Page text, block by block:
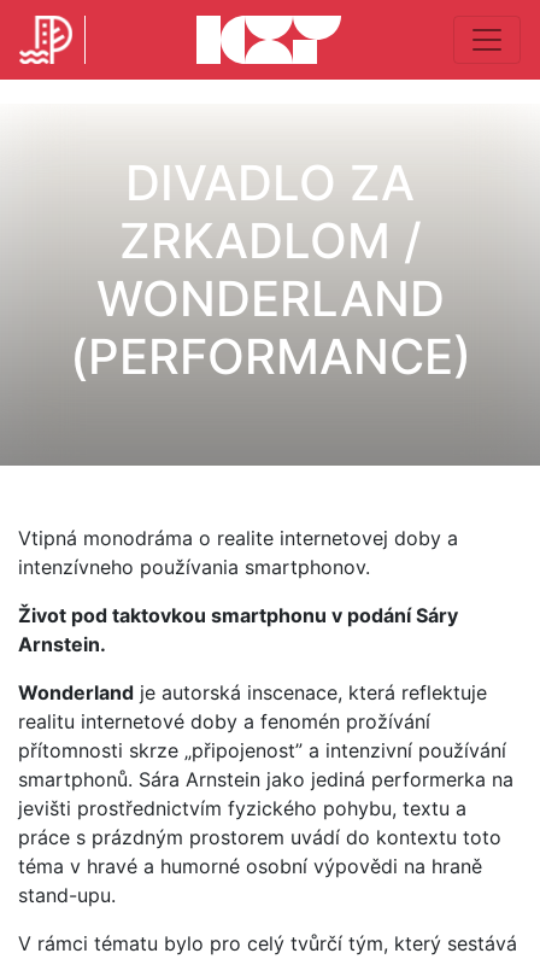
DIVADLO ZA
ZRKADLOM /
WONDERLAND
(PERFORMANCE)
Vtipná monodráma o realite internetovej doby a
intenzívneho používania smartphonov.
Život pod taktovkou smartphonu v podání Sáry
Arnstein.
Wonderland je autorská inscenace, která reflektuje
realitu internetové doby a fenomén prožívání
přítomnosti skrze „připojenost” a intenzivní používání
smartphonů. Sára Arnstein jako jediná performerka na
jevišti prostřednictvím fyzického pohybu, textu a
práce s prázdným prostorem uvádí do kontextu toto
téma v hravé a humorné osobní výpovědi na hraně
stand-upu.
V rámci tématu bylo pro celý tvůrčí tým, který sestává